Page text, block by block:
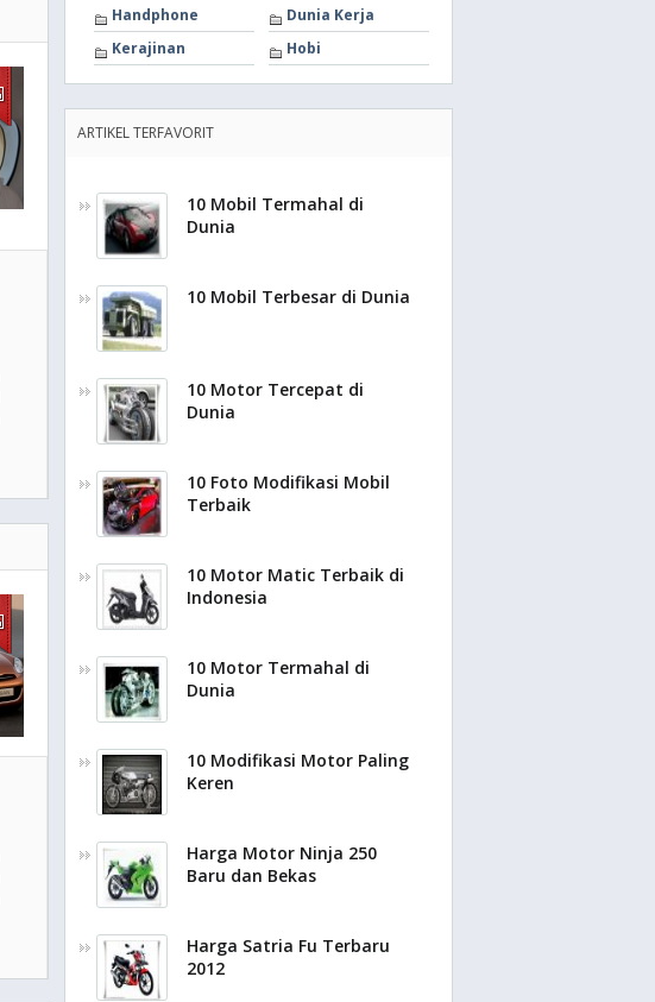
Handphone
Dunia Kerja
Kerajinan
Hobi
ARTIKEL TERFAVORIT
10 Mobil Termahal di
Dunia
10 Mobil Terbesar di Dunia
10 Motor Tercepat di
Dunia
10 Foto Modifikasi Mobil
Terbaik
10 Motor Matic Terbaik di
Indonesia
10 Motor Termahal di
Dunia
10 Modifikasi Motor Paling
Keren
Harga Motor Ninja 250
Baru dan Bekas
Harga Satria Fu Terbaru
2012